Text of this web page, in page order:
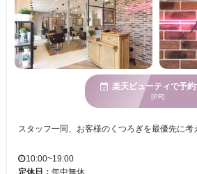
楽天ビューティで予約
[PR]
10:00~19:00
定休日： 年中無休